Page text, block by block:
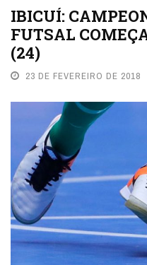
IBICUÍ:
FUTSAL
(24)
23 DE FEVEREIRO DE 2018